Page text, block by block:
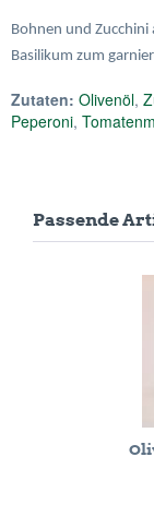
Bohnen und Zucchini
Basilikum zum
Zutaten: Olivenöl,
Peperoni,
Passende